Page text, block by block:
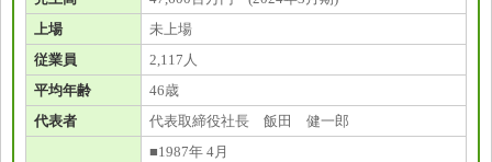
上場
未上場
従業員
2,117人
平均年齢
46歳
代表者
代表取締役社長 飯田 健一郎
■1987年 4月